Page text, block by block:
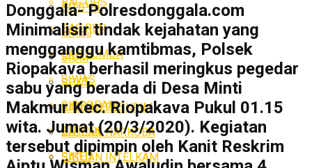
SITIPOL
SIKEU
SIUM
SPKT
SATUAN RESKRIM
SATUAN NARKOBA
SATUAN INTELKAM
BAG REN
BAG SUMDA
SIWAS
SIPROPAM
SITIPOL
SIKEU
Donggala- Polresdonggala.com
Minimalisir tindak kejahatan yang
mengganggu kamtibmas, Polsek
Riopakava berhasil meringkus pegedar
sabu yang berada di Desa Minti
Makmur Kec. Riopakava Pukul 01.15
wita. Jumat (20/3/2020). Kegiatan
tersebut dipimpin oleh Kanit Reskrim